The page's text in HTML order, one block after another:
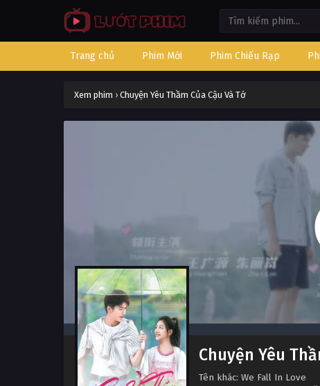
Trang chủ Phim Mới Phim Chiếu Rạp
Xem phim › Chuyện Yêu Thầm Của Cậu Và Tớ
Chuyện Yêu
Tên khác: We Fall In Love